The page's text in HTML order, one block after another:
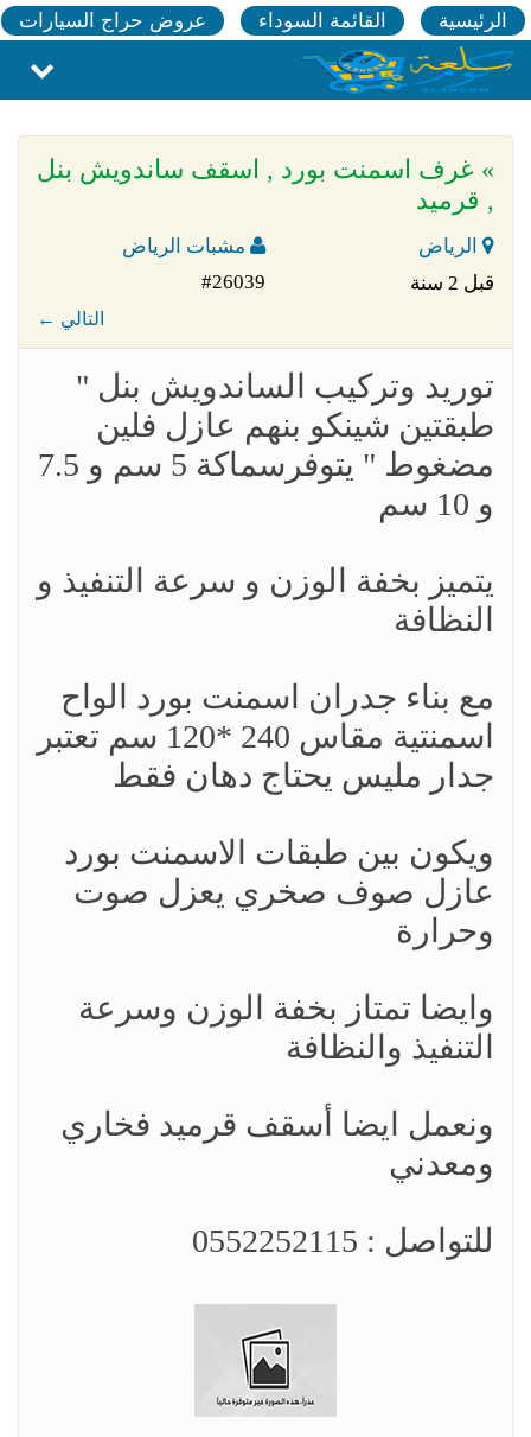
الرئيسية القائمة السوداء عروض حراج السيارات
» غرف اسمنت بورد , اسقف ساندويش بنل
, قرميد
الرياض
مشبات الرياض
قبل 2 سنة
#26039
← التالي
توريد وتركيب الساندويش بنل "
طبقتين شينكو بنهم عازل فلين
مضغوط " يتوفرسماكة 5 سم و 7.5
و 10 سم
يتميز بخفة الوزن و سرعة التنفيذ و
النظافة
مع بناء جدران اسمنت بورد الواح
اسمنتية مقاس 240 *120 سم تعتبر
جدار مليس يحتاج دهان فقط
ويكون بين طبقات الاسمنت بورد
عازل صوف صخري يعزل صوت
وحرارة
وايضا تمتاز بخفة الوزن وسرعة
التنفيذ والنظافة
ونعمل ايضا أسقف قرميد فخاري
ومعدني
للتواصل : 0552252115